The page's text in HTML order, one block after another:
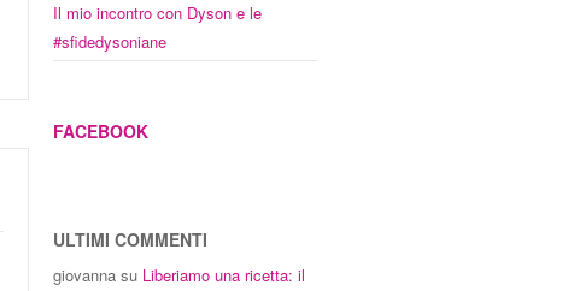
Il mio incontro con Dyson e le
#sfidedysoniane
FACEBOOK
ULTIMI COMMENTI
giovanna su Liberiamo una ricetta: il